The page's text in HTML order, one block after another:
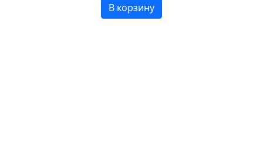
В корзину